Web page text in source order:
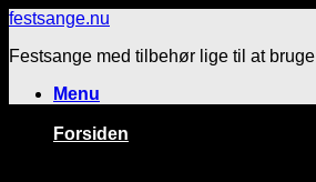
Fortsæt
indhold
festsange.nu
Festsange med tilbehør lige til at bruge
Menu
Forsiden